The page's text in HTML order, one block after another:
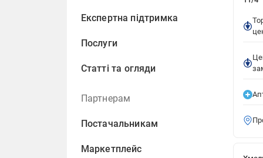
Експертна підтримка
Послуги
Статті та огляди
Партнерам
Постачальникам
Маркетплейс